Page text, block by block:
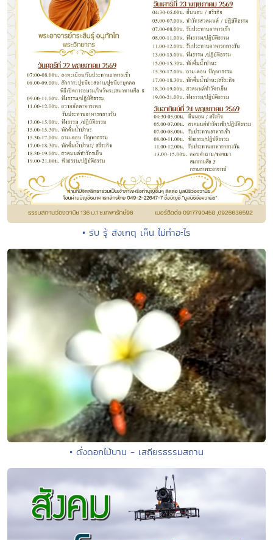
• รับ รู้ สังเกตุ เห็น ไม่ทำอะไร
• ดั่งดอกไม้บาน - เสถียรธรรมสถาน